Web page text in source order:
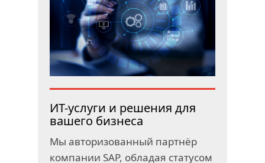
ИТ-услуги и решения для
вашего бизнеса
Мы авторизованный партнёр
компании SAP, обладая статусом